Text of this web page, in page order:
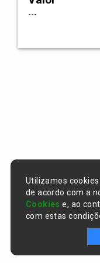
---
Utilizamos
de acordo com a
Cookies e, ao
com estas